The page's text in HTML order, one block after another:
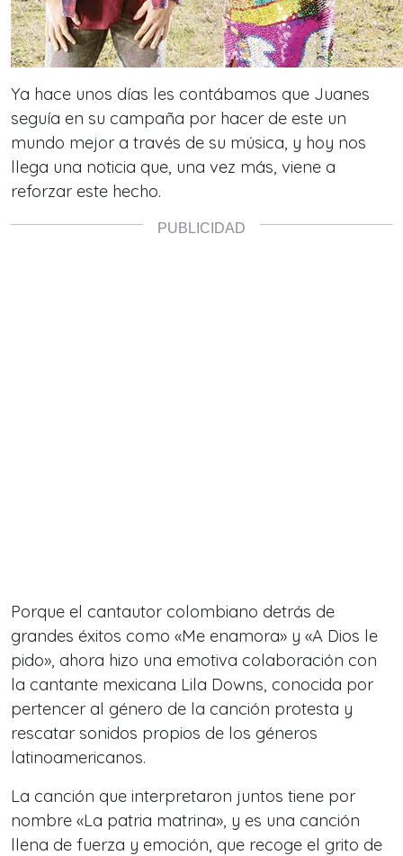
Ya hace unos días les contábamos que Juanes
seguía en su campaña por hacer de este un
mundo mejor a través de su música, y hoy nos
llega una noticia que, una vez más, viene a
reforzar este hecho.
Porque el cantautor colombiano detrás de
grandes éxitos como «Me enamora» y «A Dios le
pido», ahora hizo una emotiva colaboración con
la cantante mexicana Lila Downs, conocida por
pertencer al género de la canción protesta y
rescatar sonidos propios de los géneros
latinoamericanos.
La canción que interpretaron juntos tiene por
nombre «La patria matrina», y es una canción
llena de fuerza y emoción, que recoge el grito de